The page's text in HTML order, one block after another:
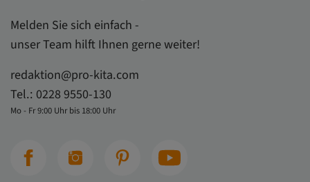
Melden Sie sich einfach -
unser Team hilft Ihnen gerne weiter!
redaktion@pro-kita.com
Tel.: 0228 9550-130
Mo - Fr 9:00 Uhr bis 18:00 Uhr